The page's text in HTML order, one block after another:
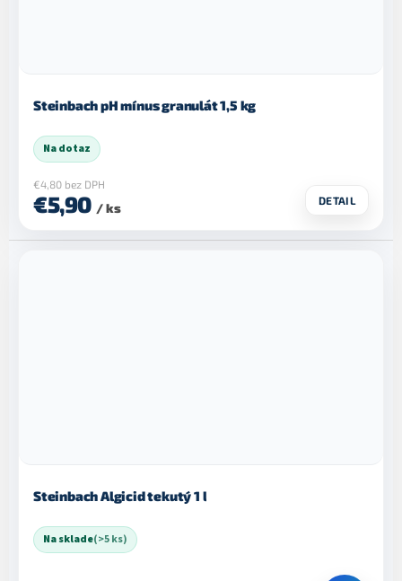
Steinbach pH mínus granulát 1,5 kg
Na dotaz
€4,80 bez DPH
€5,90 / ks DETAIL
Steinbach Algicid tekutý 1 l
Na sklade(>5 ks)